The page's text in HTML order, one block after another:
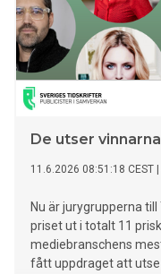
De utser
11.6.2026 08:51:18 CEST
Nu är jurygrupperna
priset ut i totalt 11
mediebranschens
fått uppdraget att